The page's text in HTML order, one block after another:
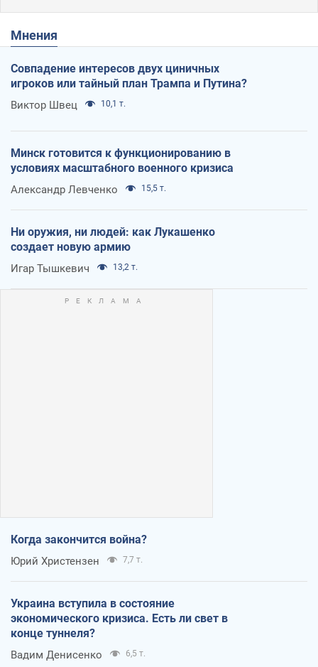
Мнения
Совпадение интересов двух циничных
игроков или тайный план Трампа и Путина?
Виктор Швец 10,1 т.
Минск готовится к функционированию в
условиях масштабного военного кризиса
Александр Левченко 15,5 т.
Ни оружия, ни людей: как Лукашенко
создает новую армию
Игар Тышкевич 13,2 т.
Когда закончится война?
Юрий Христензен 7,7 т.
Украина вступила в состояние
экономического кризиса. Есть ли свет в
конце туннеля?
Вадим Денисенко 6,5 т.